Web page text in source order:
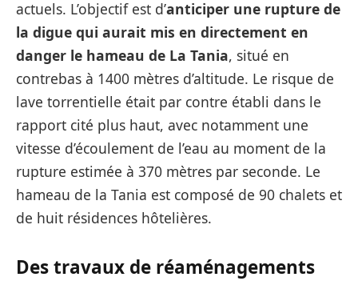
actuels. L’objectif est d’anticiper une rupture de
la digue qui aurait mis en directement en
danger le hameau de La Tania, situé en
contrebas à 1400 mètres d’altitude. Le risque de
lave torrentielle était par contre établi dans le
rapport cité plus haut, avec notamment une
vitesse d’écoulement de l’eau au moment de la
rupture estimée à 370 mètres par seconde. Le
hameau de la Tania est composé de 90 chalets et
de huit résidences hôtelières.
Des travaux de réaménagements